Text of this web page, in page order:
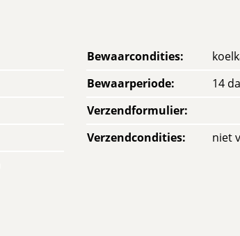
Bewaarcondities:
Bewaarperiode:
14
Verzendformulier:
Verzendcondities: niet